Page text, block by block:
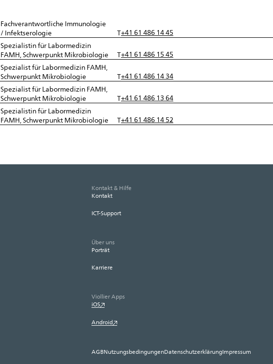
Fachverantwortliche Immunologie
/ Infektserologie
T+41 61 486 14 45
Spezialistin für Labormedizin
FAMH, Schwerpunkt Mikrobiologie
T+41 61 486 15 45
Spezialist für Labormedizin FAMH,
Schwerpunkt Mikrobiologie
T+41 61 486 14 34
Spezialist für Labormedizin FAMH,
Schwerpunkt Mikrobiologie
T+41 61 486 13 64
Spezialistin für Labormedizin
FAMH, Schwerpunkt Mikrobiologie
T+41 61 486 14 52
Kontakt & Hilfe
Kontakt
ICT-Support
Über uns
Porträt
Karriere
Viollier Apps
iOS
Android
AGBNutzungsbedingungenDatenschutzerklärungImpressum